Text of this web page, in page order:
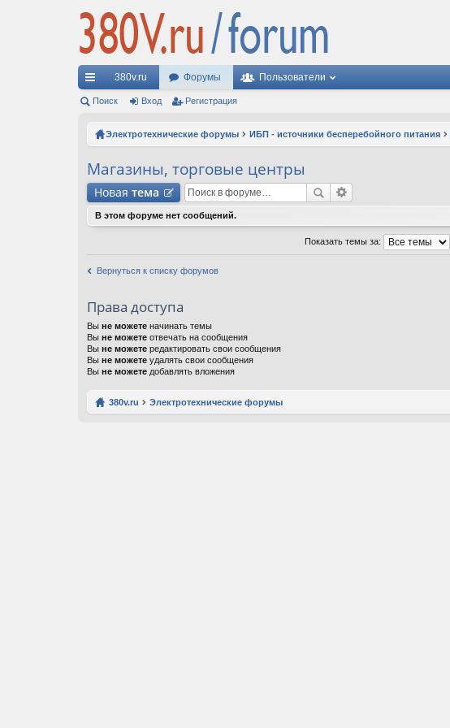
с
и
380v.ru Форумы Пользователи
Поиск Вход Регистрация
Электротехнические форумы ИБП - источники бесперебойного питания
Магазины, торговые центры
Новая тема
В этом форуме нет сообщений.
Показать темы за:
Вернуться к списку форумов
Права доступа
Вы не можете начинать темы
Вы не можете отвечать на сообщения
Вы не можете редактировать свои сообщения
Вы не можете удалять свои сообщения
Вы не можете добавлять вложения
380v.ru Электротехнические форумы